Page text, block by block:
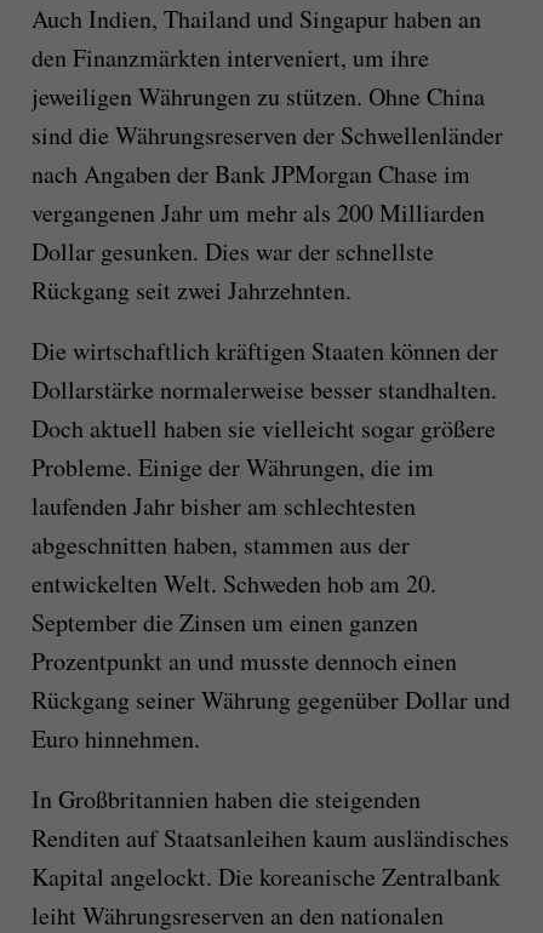
Auch Indien, Thailand und Singapur haben an
den Finanzmärkten interveniert, um ihre
jeweiligen Währungen zu stützen. Ohne China
sind die Währungsreserven der Schwellenländer
nach Angaben der Bank JPMorgan Chase im
vergangenen Jahr um mehr als 200 Milliarden
Dollar gesunken. Dies war der schnellste
Rückgang seit zwei Jahrzehnten.
Die wirtschaftlich kräftigen Staaten können der
Dollarstärke normalerweise besser standhalten.
Doch aktuell haben sie vielleicht sogar größere
Probleme. Einige der Währungen, die im
laufenden Jahr bisher am schlechtesten
abgeschnitten haben, stammen aus der
entwickelten Welt. Schweden hob am 20.
September die Zinsen um einen ganzen
Prozentpunkt an und musste dennoch einen
Rückgang seiner Währung gegenüber Dollar und
Euro hinnehmen.
In Großbritannien haben die steigenden
Renditen auf Staatsanleihen kaum ausländisches
Kapital angelockt. Die koreanische Zentralbank
leiht Währungsreserven an den nationalen